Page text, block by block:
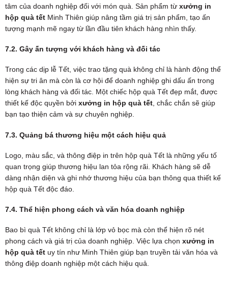
tâm của doanh nghiệp đối với món quà. Sản phẩm từ xưởng in
hộp quà tếtMinh Thiên giúp nâng tầm giá trị sản phẩm, tạo ấn
tượng mạnh mẽ ngay từ lần đầu tiên khách hàng nhìn thấy.
7.2. Gây ấn tượng với khách hàng và đối tác
Trong các dịp lễ Tết, việc trao tặng quà không chỉ là hành động thể
hiện sự tri ân mà còn là cơ hội để doanh nghiệp ghi dấu ấn trong
lòng khách hàng và đối tác. Một chiếc hộp quà Tết đẹp mắt, được
thiết kế độc quyền bởi xưởng in hộp quà tết, chắc chắn sẽ giúp
bạn tạo thiện cảm và sự chuyên nghiệp.
7.3. Quảng bá thương hiệu một cách hiệu quả
Logo, màu sắc, và thông điệp in trên hộp quà Tết là những yếu tố
quan trọng giúp thương hiệu lan tỏa rộng rãi. Khách hàng sẽ dễ
dàng nhận diện và ghi nhớ thương hiệu của bạn thông qua thiết kế
hộp quà Tết độc đáo.
7.4. Thể hiện phong cách và văn hóa doanh nghiệp
Bao bì quà Tết không chỉ là lớp vỏ bọc mà còn thể hiện rõ nét
phong cách và giá trị của doanh nghiệp. Việc lựa chọn xưởng in
hộp quà tếtuy tín như Minh Thiên giúp bạn truyền tải văn hóa và
thông điệp doanh nghiệp một cách hiệu quả.